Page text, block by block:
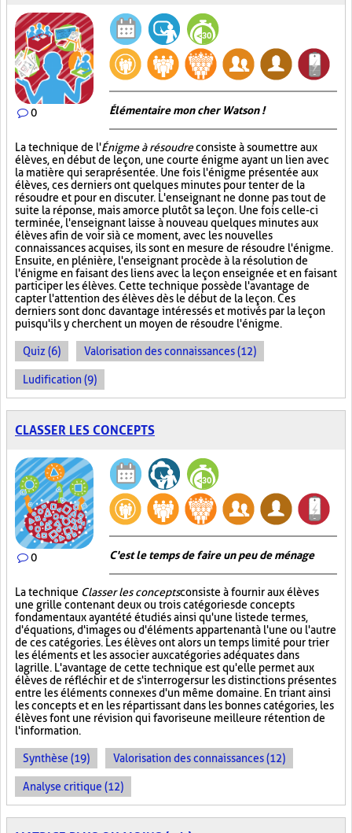
0 Élémentaire mon cher Watson !
La technique de l'Énigme à résoudreconsiste à soumettre aux
élèves, en début de leçon, une courte énigme ayant un lien avec
la matière qui sera présentée. Une fois l'énigme présentée aux
élèves, ces derniers ont quelques minutes pour tenter de la
résoudre et pour en discuter. L'enseignant ne donne pas tout de
suite la réponse, mais amorce plutôt sa leçon. Une fois celle-ci
terminée, l'enseignant laisse à nouveau quelques minutes aux
élèves afin de voir si à ce moment, avec les nouvelles
connaissances acquises, ils sont en mesure de résoudre l'énigme.
Ensuite, en plénière, l'enseignant procède à la résolution de
l'énigme en faisant des liens avec la leçon enseignée et en faisant
participer les élèves. Cette technique possède l'avantage de
capter l'attention des élèves dès le début de la leçon. Ces
derniers sont donc davantage intéressés et motivés par la leçon
puisqu'ils y cherchent un moyen de résoudre l'énigme.
Quiz (6) Valorisation des connaissances (12)
Ludification (9)
CLASSER LES CONCEPTS
0 C'est le temps de faire un peu de ménage
La technique Classer les conceptsconsiste à fournir aux élèves
une grille contenant deux ou trois catégories de concepts
fondamentaux ayant été étudiés ainsi qu'une liste de termes,
d'équations, d'images ou d'éléments appartenant à l'une ou l'autre
de ces catégories. Les élèves ont alors un temps limité pour trier
les éléments et les associer aux catégories adéquates dans
la grille. L'avantage de cette technique est qu'elle permet aux
élèves de réfléchir et de s'interroger sur les distinctions présentes
entre les éléments connexes d'un même domaine. En triant ainsi
les concepts et en les répartissant dans les bonnes catégories, les
élèves font une révision qui favorise une meilleure rétention de
l'information.
Synthèse (19) Valorisation des connaissances (12)
Analyse critique (12)